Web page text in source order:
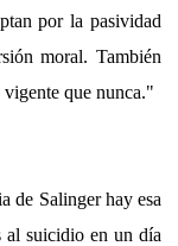
por la pasividad
moral. También
vigente que nunca."
de Salinger hay esa
al suicidio en un día